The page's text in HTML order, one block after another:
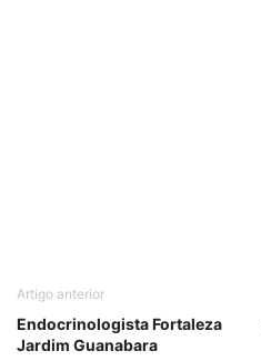
Artigo anterior
Endocrinologista Fortaleza
Jardim Guanabara